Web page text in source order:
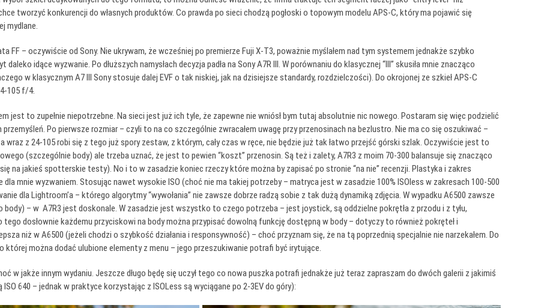
tworzyć konkurencji do własnych produktów. Co prawda po sieci chodzą pogłoski o topowym modelu APS-C, który ma pojawić się
mydlane.
– oczywiście od Sony. Nie ukrywam, że wcześniej po premierze Fuji X-T3, poważnie myślałem nad tym systemem jednakże szybko
idące wyzwanie. Po dłuższych namysłach decyzja padła na Sony A7R III. W porównaniu do klasycznej “III” skusiła mnie znacząco
w klasycznym A7 III Sony stosuje dalej EVF o tak niskiej, jak na dzisiejsze standardy, rozdzielczości). Do okrojonej ze szkieł APS-C
105 f/4.
jest to zupełnie niepotrzebne. Na sieci jest już ich tyle, że zapewne nie wniósł bym tutaj absolutnie nic nowego. Postaram się więc podzielić
Po pierwsze rozmiar – czyli to na co szczególnie zwracałem uwagę przy przenosinach na bezlustro. Nie ma co się oszukiwać –
wraz z 24-105 robi się z tego już spory zestaw, z którym, cały czas w ręce, nie będzie już tak łatwo przejść górski szlak. Oczywiście jest to
(szczególnie body) ale trzeba uznać, że jest to pewien “koszt” przenosin. Są też i zalety, A7R3 z moim 70-300 balansuje się znacząco
na jakieś spotterskie testy). No i to w zasadzie koniec rzeczy które można by zapisać po stronie “na nie” recenzji. Plastyka i zakres
mnie wyzwaniem. Stosując nawet wysokie ISO (choć nie ma takiej potrzeby – matryca jest w zasadzie 100% ISOless w zakresach 100-500
dla Lightroom’a – którego algorytmy “wywołania” nie zawsze dobrze radzą sobie z tak dużą dynamiką zdjęcia. W wypadku A6500 zawsze
body) – w A7R3 jest doskonale. W zasadzie jest wszystko to czego potrzeba – jest joystick, są oddzielne pokrętła z przodu i z tyłu,
dosłownie każdemu przyciskowi na body można przypisać dowolną funkcję dostępną w body – dotyczy to również pokręteł i
niż w A6500 (jeżeli chodzi o szybkość działania i responsywność) – choć przyznam się, że na tą poprzednią specjalnie nie narzekałem. Do
której można dodać ulubione elementy z menu – jego przeszukiwanie potrafi być irytujące.
w jakże innym wydaniu. Jeszcze długo będę się uczył tego co nowa puszka potrafi jednakże już teraz zapraszam do dwóch galerii z jakimiś
640 – jednak w praktyce korzystając z ISOLess są wyciągane po 2-3EV do góry):